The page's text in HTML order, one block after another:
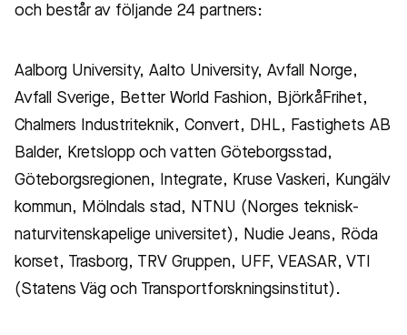
och består av följande 24 partners:
Aalborg University, Aalto University, Avfall Norge,
Avfall Sverige, Better World Fashion, BjörkåFrihet,
Chalmers Industriteknik, Convert, DHL, Fastighets AB
Balder, Kretslopp och vatten Göteborgsstad,
Göteborgsregionen, Integrate, Kruse Vaskeri, Kungälv
kommun, Mölndals stad, NTNU (Norges teknisk-
naturvitenskapelige universitet), Nudie Jeans, Röda
korset, Trasborg, TRV Gruppen, UFF, VEASAR, VTI
(Statens Väg och Transportforskningsinstitut).